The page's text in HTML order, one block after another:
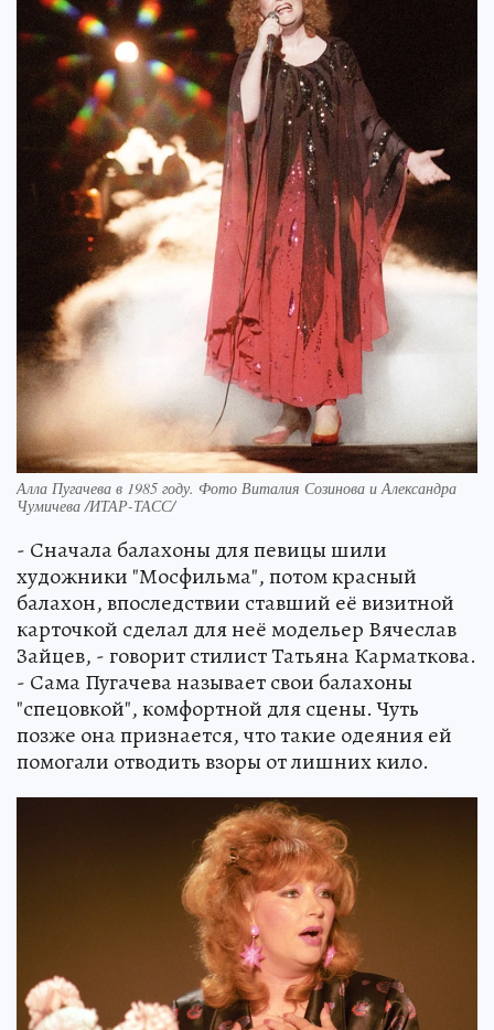
Алла Пугачева в 1985 году. Фото Виталия Созинова и Александра
Чумичева /ИТАР-ТАСС/
- Сначала балахоны для певицы шили
художники "Мосфильма", потом красный
балахон, впоследствии ставший её визитной
карточкой сделал для неё модельер Вячеслав
Зайцев, - говорит стилист Татьяна Карматкова.
- Сама Пугачева называет свои балахоны
"спецовкой", комфортной для сцены. Чуть
позже она признается, что такие одеяния ей
помогали отводить взоры от лишних кило.